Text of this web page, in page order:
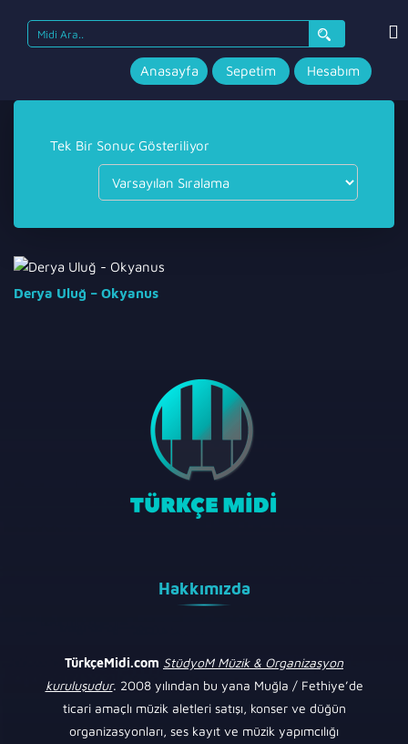
Search
for:
Anasayfa
Sepetim Hesabım
Tek Bir Sonuç Gösteriliyor
Derya Uluğ – Okyanus
Hakkımızda
TürkçeMidi.com StüdyoM Müzik & Organizasyon
kuruluşudur. 2008 yılından bu yana Muğla / Fethiye’de
ticari amaçlı müzik aletleri satışı, konser ve düğün
organizasyonları, ses kayıt ve müzik yapımcılığı